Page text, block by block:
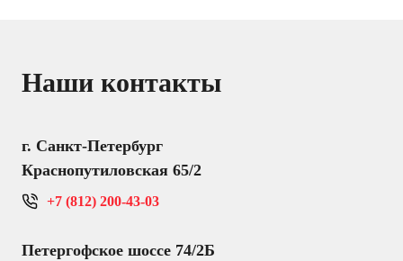
Наши контакты
г. Санкт-Петербург
Краснопутиловская 65/2
+7 (812) 200-43-03
Петергофское шоссе 74/2Б